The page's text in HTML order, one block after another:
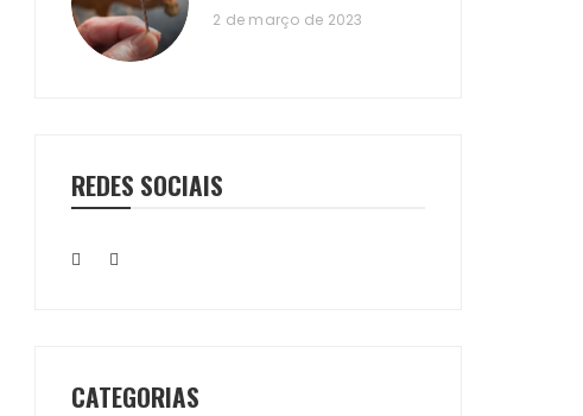
2 de março de 2023
REDES SOCIAIS
CATEGORIAS